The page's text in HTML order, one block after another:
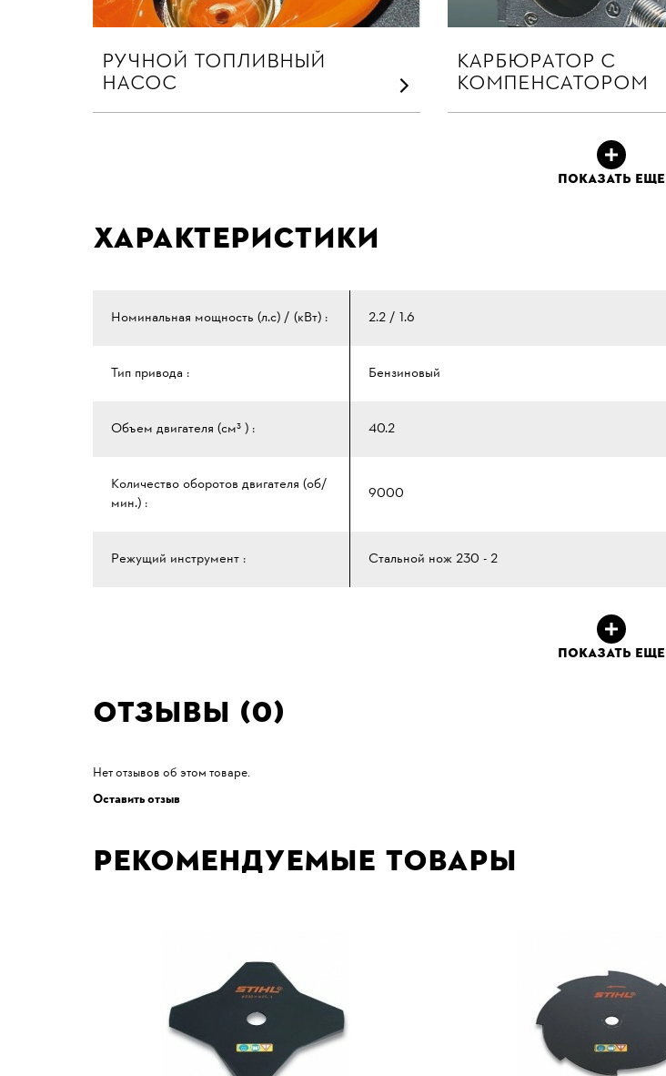
РУЧНОЙ ТОПЛИВНЫЙ
НАСОС
КАРБЮРАТОР С
КОМПЕНСАТОРОМ
ПОКАЗАТЬ ЕЩЕ
Характеристики
Номинальная мощность (л.с) / (кВт) : 2.2 / 1.6
Тип привода : Бензиновый
Объем двигателя (см³ ) : 40.2
Количество оборотов двигателя (об/
мин.) :
9000
Режущий инструмент : Стальной нож 230 - 2
ПОКАЗАТЬ ЕЩЕ
Отзывы (0)
Нет отзывов об этом товаре.
Оставить отзыв
Рекомендуемые товары